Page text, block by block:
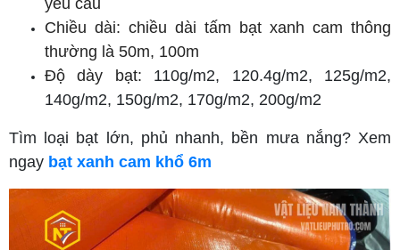
Chiều dài: chiều dài tấm bạt xanh cam thông
thường là 50m, 100m
Độ dày bạt: 110g/m2, 120.4g/m2, 125g/m2,
140g/m2, 150g/m2, 170g/m2, 200g/m2
Tìm loại bạt lớn, phủ nhanh, bền mưa nắng? Xem
ngay bạt xanh cam khổ 6m